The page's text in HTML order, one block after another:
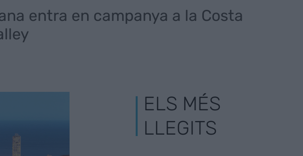
entra en campanya a la Costa
ELS MÉS
LLEGITS